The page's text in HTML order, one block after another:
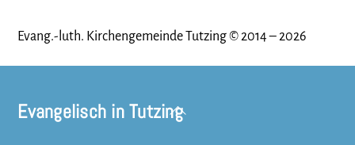
Evang.-luth. Kirchengemeinde Tutzing © 2014 – 2026
Back
To
Evangelisch in Tutzing